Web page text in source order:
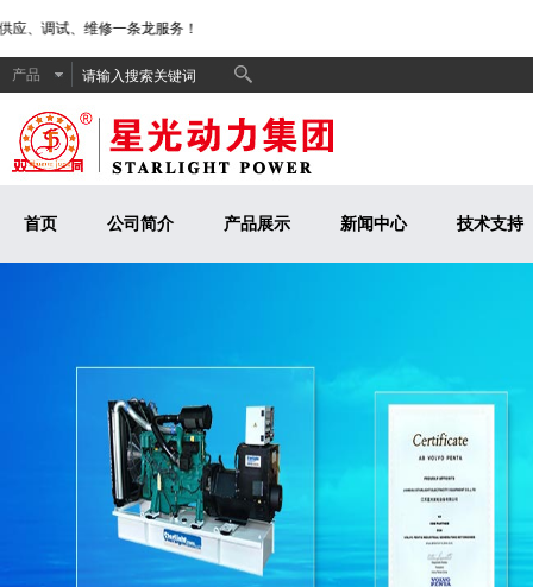
调试、维修一条龙服务！
产品
首页 公司简介 产品展示 新闻中心 技术支持